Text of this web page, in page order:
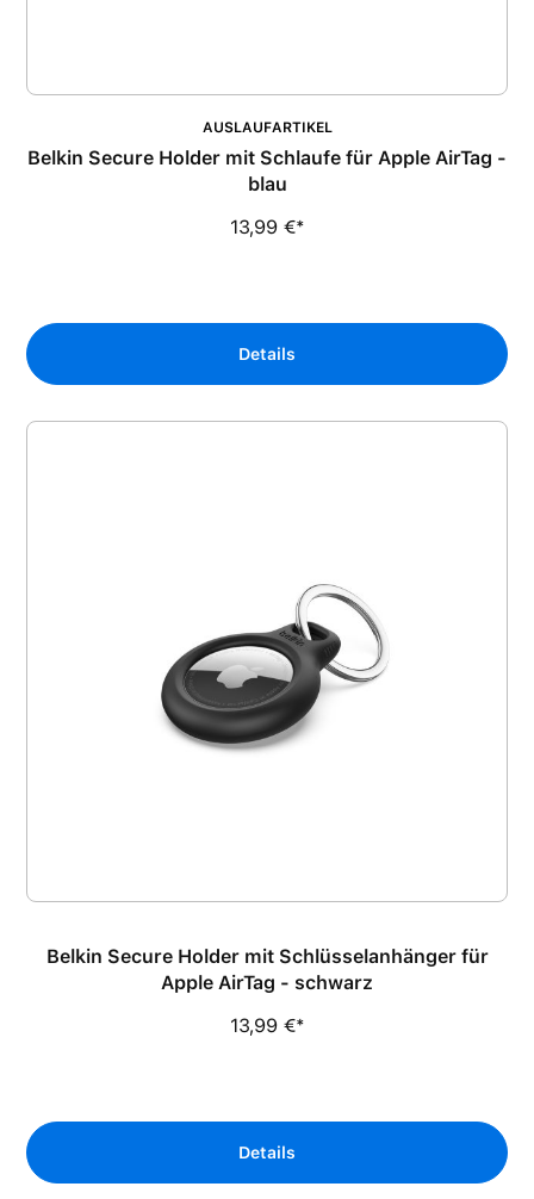
AUSLAUFARTIKEL
Belkin Secure Holder mit Schlaufe für Apple AirTag -
blau
13,99 €*
Details
Belkin Secure Holder mit Schlüsselanhänger für
Apple AirTag - schwarz
13,99 €*
Details